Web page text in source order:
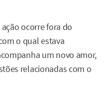
ocorre fora do
o qual estava
um novo amor,
relacionadas com o